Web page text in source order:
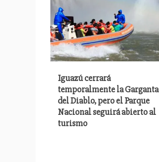
Iguazú cerrará
temporalmente la Garganta
del Diablo, pero el Parque
Nacional seguirá abierto al
turismo